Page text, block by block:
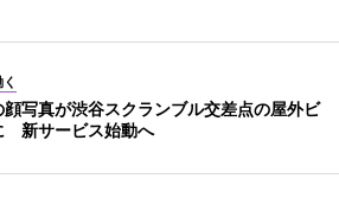
顔写真が渋谷スクランブル交差点の屋外ビ
新サービス始動へ